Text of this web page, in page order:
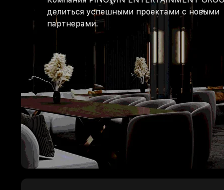
делиться успешными проектами с новыми
партнерами.